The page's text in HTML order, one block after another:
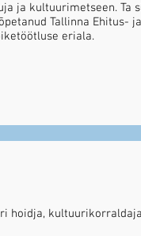
ja kultuurimetseen. Ta
Tallinna Ehitus- ja
eriala.
hoidja,